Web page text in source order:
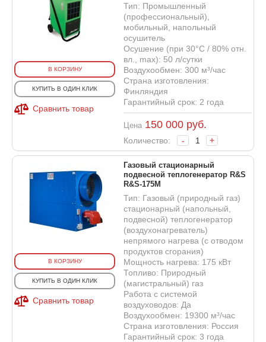
В КОРЗИНУ
КУПИТЬ В ОДИН КЛИК
Сравнить товар
Тип: Промышленный
(профессиональный),
мобильный, напольный
осушитель
Осушение (при 30°С / 80% отн.
вл., max): 50 л/сутки
Воздухообмен: 300 м³/час
Страна изготовления:
Финляндия
Гарантийный срок: 2 года
Цена 150 000 руб.
Количество: - +
В КОРЗИНУ
КУПИТЬ В ОДИН КЛИК
Сравнить товар
Газовый стационарный
подвесной теплогенератор R&S
R&S-175M
Тип: Газовый (природный газ)
стационарный (напольный,
подвесной) теплогенератор
(воздухонагреватель)
непрямого нагрева (с отводом
продуктов сгорания)
Мощность нагрева: 175 кВт
Топливо: Природный
(магистральный) газ
Работа с системой
воздуховодов: Да
Воздухообмен: 19300 м³/час
Страна изготовления: Россия
Гарантийный срок: 3 года